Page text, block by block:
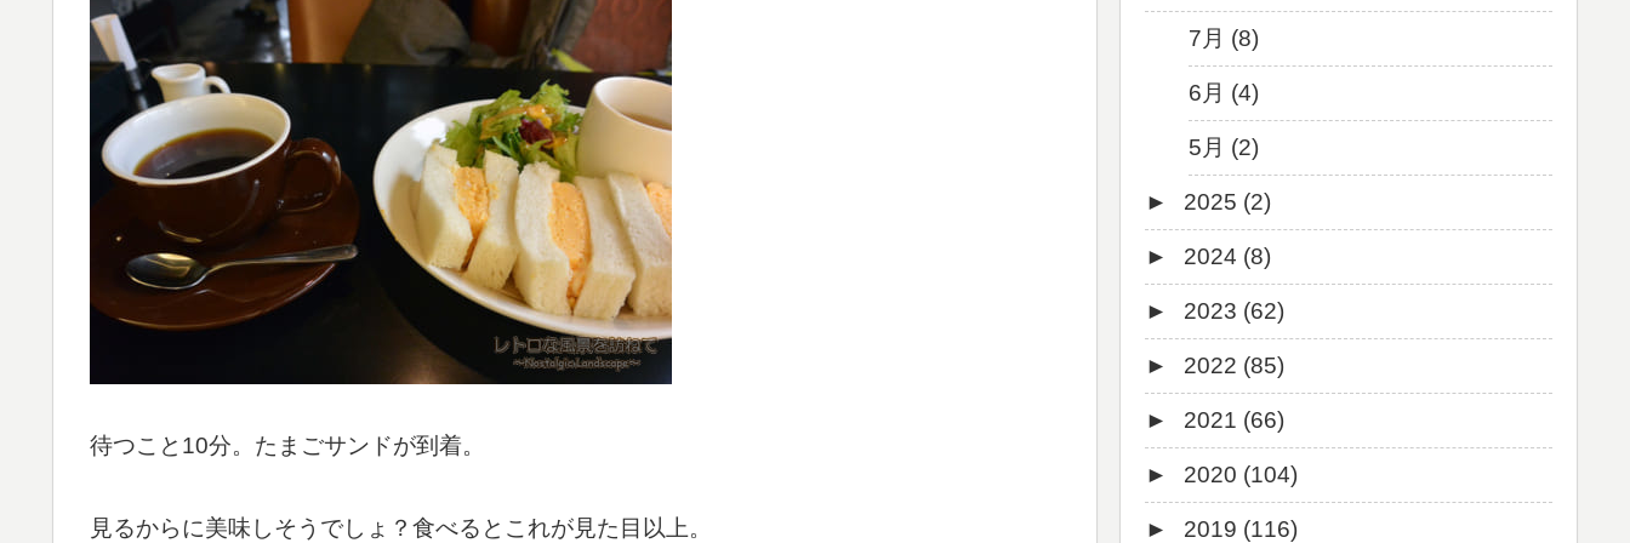
待つこと10分。たまごサンドが到着。
見るからに美味しそうでしょ？食べるとこれが見た目以上。
7月 (8)
6月 (4)
5月 (2)
► 2025 (2)
12月 (1)
6月 (1)
► 2024 (8)
8月 (1)
7月 (1)
5月 (2)
4月 (3)
3月 (1)
► 2023 (62)
9月 (1)
8月 (1)
7月 (8)
6月 (5)
► 2022 (85)
12月 (3)
10月 (1)
9月 (4)
► 2021 (66)
12月 (4)
11月 (8)
► 2020 (104)
12月 (7)
► 2019 (116)